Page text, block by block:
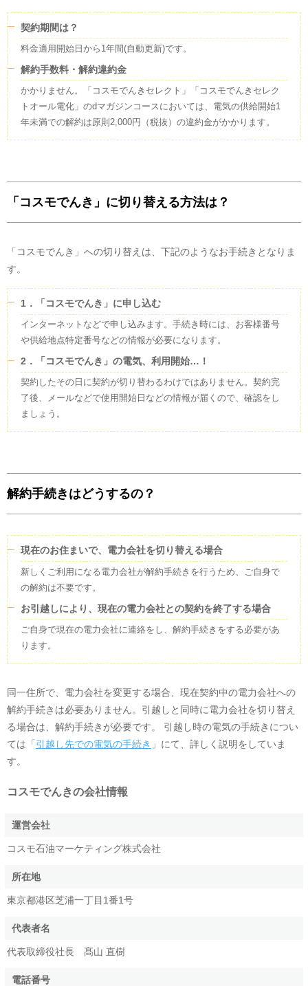
温室効果ガス排出量
0.814 kg
( 調整値)
契約期間は？
料金適用開始日から1年間(自動更新)です。
解約手数料・解約違約金
かかりません。「コスモでんきセレクト」「コスモでんきセレク
トオール電化」のdマガジンコースにおいては、電気の供給開始1
年未満での解約は原則2,000円（税抜）の違約金がかかります。
「コスモでんき」に切り替える方法は？
「コスモでんき」への切り替えは、下記のようなお手続きとなりま
す。
1．「コスモでんき」に申し込む
インターネットなどで申し込みます。手続き時には、お客様番号
や供給地点特定番号などの情報が必要になります。
2．「コスモでんき」の電気、利用開始…！
契約したその日に契約が切り替わるわけではありません。契約完
了後、メールなどで使用開始日などの情報が届くので、確認をし
ましょう。
解約手続きはどうするの？
現在のお住まいで、電力会社を切り替える場合
新しくご利用になる電力会社が解約手続きを行うため、ご自身で
の解約は不要です。
お引越しにより、現在の電力会社との契約を終了する場合
ご自身で現在の電力会社に連絡をし、解約手続きをする必要があ
ります。
同一住所で、電力会社を変更する場合、現在契約中の電力会社への
解約手続きは必要ありません。引越しと同時に電力会社を切り替え
る場合は、解約手続きが必要です。 引越し時の電気の手続きについ
ては「 引越し先での電気の手続き 」にて、詳しく説明をしていま
す。
コスモでんきの会社情報
運営会社
コスモ石油マーケティング株式会社
所在地
東京都港区芝浦一丁目1番1号
代表者名
代表取締役社長 髙山 直樹
電話番号